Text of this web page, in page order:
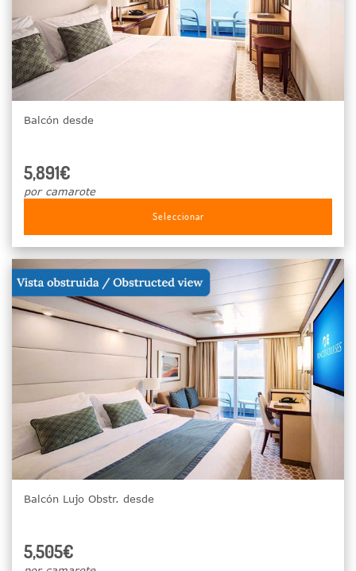
Balcón desde
5,891€
por camarote
Seleccionar
Balcón Lujo Obstr. desde
5,505€